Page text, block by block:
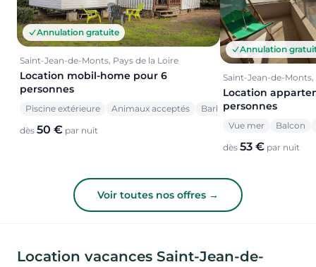
Annulation gratuite
Saint-Jean-de-Monts, Pays de la Loire
Location mobil-home pour 6
personnes
Piscine extérieure Animaux acceptés Barbecue
dès 50 € par nuit
Annulation
Saint-Jean-de-Monts,
Location
personnes
Vue mer Balcon
dès 53 € par nuit
Voir toutes nos offres →
Location vacances Saint-Jean-de-